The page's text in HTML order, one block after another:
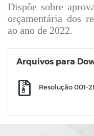
Dispõe sobre
orçamentária dos
ao ano de 2022.
Arquivos para
Resolução 001-